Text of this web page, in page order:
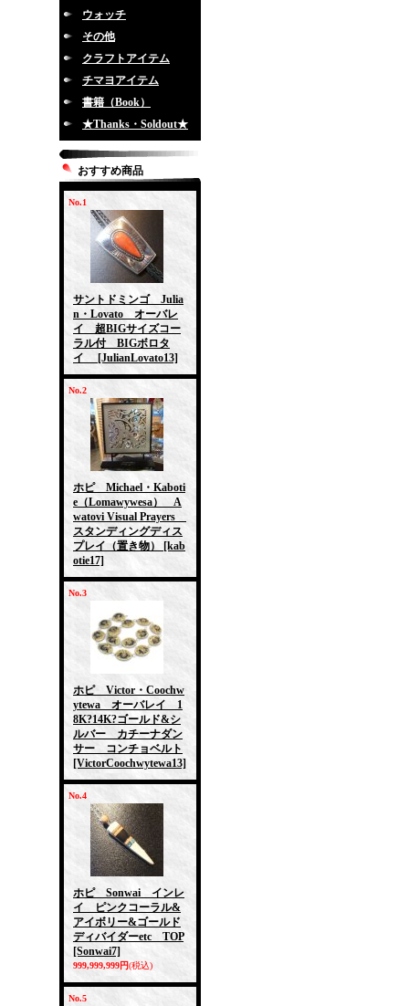
ウォッチ
その他
クラフトアイテム
チマヨアイテム
書籍（Book）
★Thanks・Soldout★
おすすめ商品
No.1
サントドミンゴ Julia
n・Lovato オーバレ
イ 超BIGサイズコー
ラル付 BIGボロタ
イ
[JulianLovato13]
No.2
ホピ Michael・Kaboti
e（Lomawywesa） A
watovi Visual Prayers
スタンディングディス
プレイ（置き物）
[kab
otie17]
No.3
ホピ Victor・Coochw
ytewa オーバレイ 1
8K?14K?ゴールド&シ
ルバー カチーナダン
サー コンチョベルト
[VictorCoochwytewa13]
No.4
ホピ Sonwai インレ
イ ピンクコーラル&
アイボリー&ゴールド
ディバイダーetc TOP
[Sonwai7]
999,999,999円(税込)
No.5